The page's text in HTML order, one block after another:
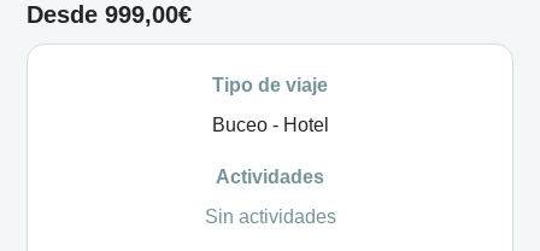
Desde999,00€
Tipo de viaje
Buceo - Hotel
Actividades
Sin actividades